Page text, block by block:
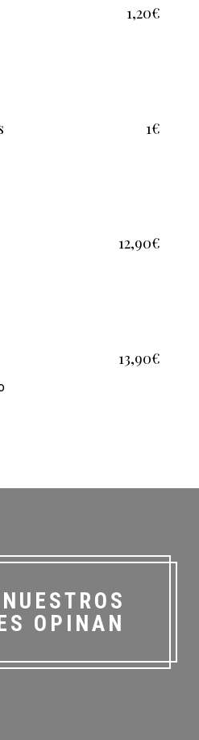
1,20€
1€
12,90€
13,90€
OPINAN